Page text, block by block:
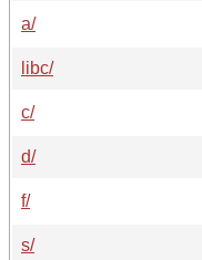
a/
libc/
c/
d/
f/
s/